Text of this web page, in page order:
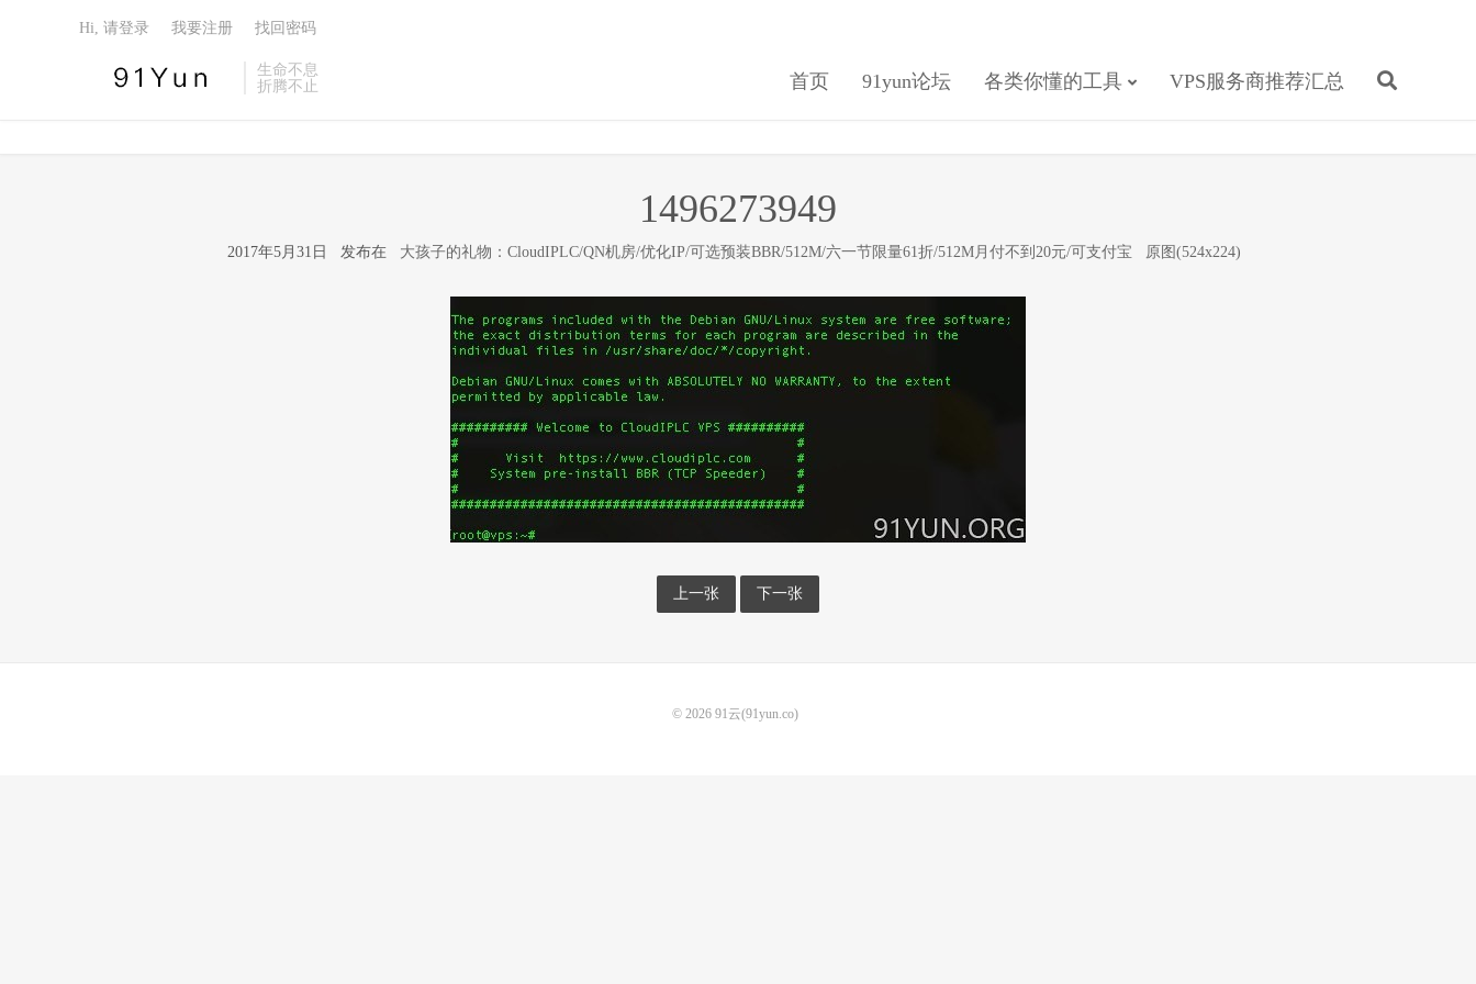
生命不息
折腾不止
首页 91yun论坛 各类你懂的工具 VPS服务商推荐汇总
Hi, 请登录 我要注册 找回密码
1496273949
2017年5月31日 发布在 大孩子的礼物：CloudIPLC/QN机房/优化IP/可选预装BBR/512M/六一节限量61折/512M月付不到20元/可支付宝 原图(524x224)
上一张 下一张
© 2026 91云(91yun.co)